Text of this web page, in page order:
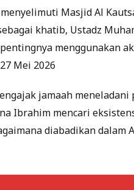
Masjid Al
khatib, Ustadz
menggunakan
Mei 2026
jamaah
Ibrahim mencari
diabadikan dalam